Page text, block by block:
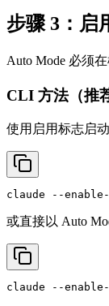
步骤 3：启
Auto Mode 必须
CLI 方法（推
使用启用标志启动
或直接以 Auto